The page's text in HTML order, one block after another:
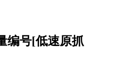
编号[低速原抓